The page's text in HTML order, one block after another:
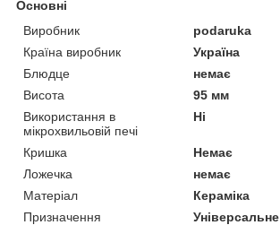
Основні
Виробник
podaruka
Країна виробник
Україна
Блюдце
немає
Висота
95 мм
Використання в
мікрохвильовій печі
Ні
Кришка
Немає
Ложечка
немає
Матеріал
Кераміка
Призначення
Універсальне